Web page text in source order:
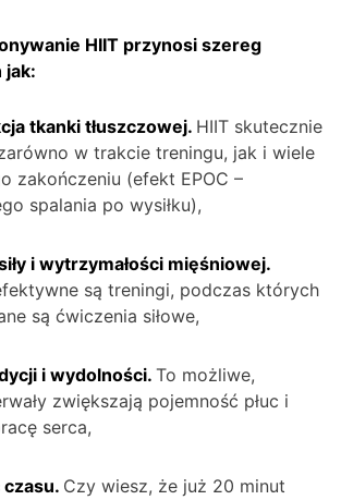
HIIT przynosi szereg
jak:
tkanki tłuszczowej. HIIT skutecznie
w trakcie treningu, jak i wiele
zakończeniu (efekt EPOC –
spalania po wysiłku),
i wytrzymałości mięśniowej.
są treningi, podczas których
są ćwiczenia siłowe,
i wydolności.To możliwe,
zwiększają pojemność płuc i
serca,
Czy wiesz, że już 20 minut